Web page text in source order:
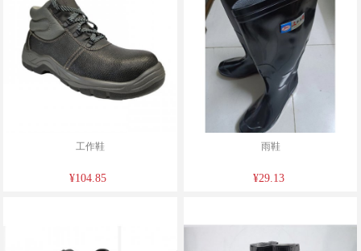
工作鞋
¥104.85
雨鞋
¥29.13